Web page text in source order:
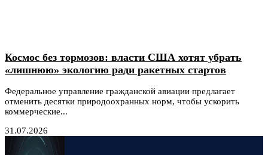
Космос без тормозов: власти США хотят убрать
«лишнюю» экологию ради ракетных стартов
Федеральное управление гражданской авиации предлагает
отменить десятки природоохранных норм, чтобы ускорить
коммерческие...
31.07.2026